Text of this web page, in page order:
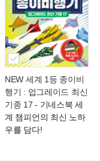
NEW 세계 1등 종이비
행기 : 업그레이드 최신
기종 17 - 기네스북 세
계 챔피언의 최신 노하
우를 담다!